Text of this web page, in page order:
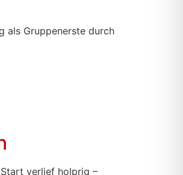
als Gruppenerste durch
verlief holprig –